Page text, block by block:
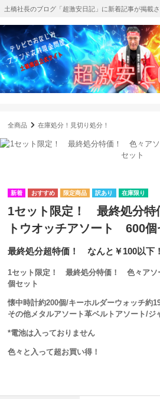
土橋社長のブログ「超激安日記」に新着記事が掲載
全商品 在庫処分！見切り処分！
訳あり 在庫限り
1セット限定！ 最終処分
トウオッチアソート 600個
最終処分超特価！ なんと￥100以下！
1セット限定！ 最終処分特価！ 色々ア
個セット
懐中時計約200個/キーホルダーウォッチ約
その他メタルアソート革ベルトアソート/ジ
*電池は入っておりません
色々と入って超お買い得！